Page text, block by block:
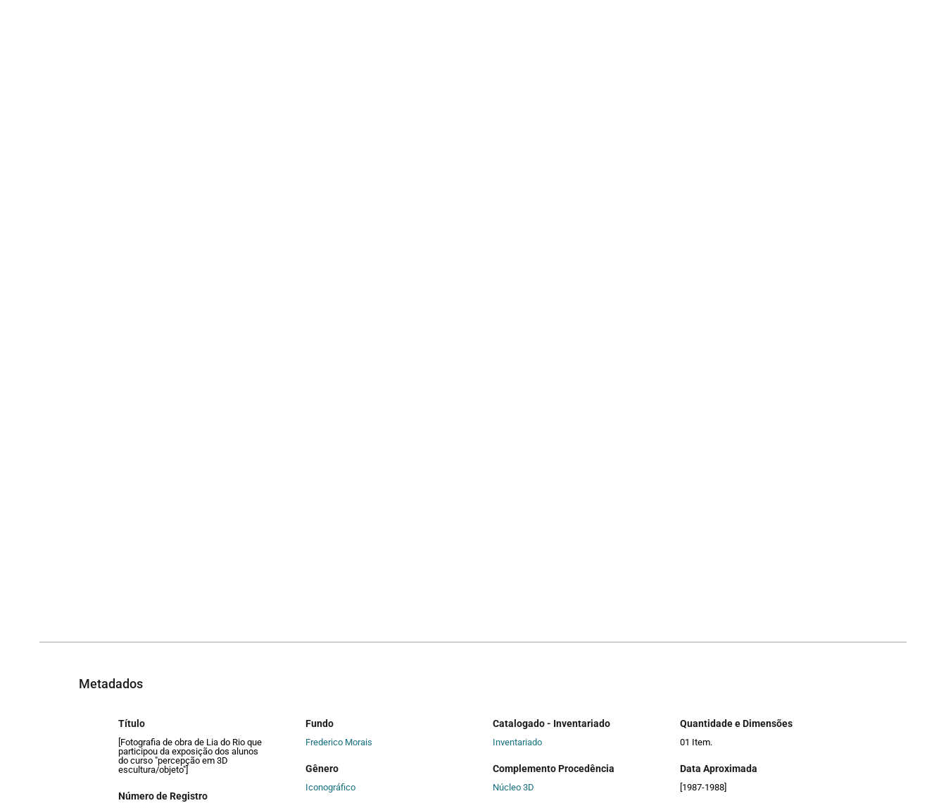
Metadados
Título
[Fotografia de obra de Lia do Rio que
participou da exposição dos alunos
do curso "percepção em 3D
escultura/objeto"]
Número de Registro
Fundo
Frederico Morais
Gênero
Iconográfico
Catalogado - Inventariado
Inventariado
Complemento Procedência
Núcleo 3D
Quantidade e Dimensões
01 Item.
Data Aproximada
[1987-1988]